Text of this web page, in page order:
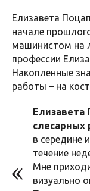
Елизавета
начале
машинистом на
профессии
Накопленные
работы – на
Елизавета
слесарных
в середине
течение
Мне
визуально